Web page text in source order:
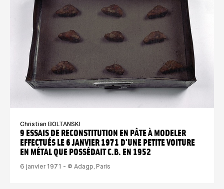
9 ESSAIS DE RECONSTITUTION EN PÂTE À MODELER
EFFECTUÉS LE 6 JANVIER 1971 D'UNE PETITE VOITURE
EN MÉTAL QUE POSSÉDAIT C.B. EN 1952
Christian BOLTANSKI
6 janvier 1971 - © Adagp, Paris